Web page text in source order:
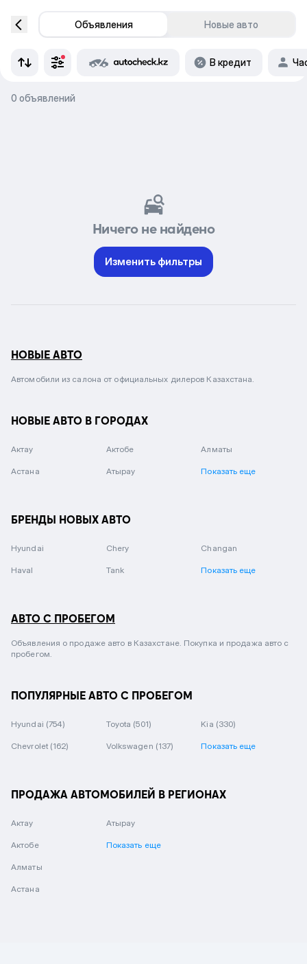
Объявления Новые авто
В кредит
0 объявлений
Ничего не найдено
Изменить фильтры
НОВЫЕ АВТО
Автомобили из салона от официальных дилеров Казахстана.
НОВЫЕ АВТО В ГОРОДАХ
Актау Актобе Алматы
Астана Атырау Показать еще
БРЕНДЫ НОВЫХ АВТО
Hyundai Chery Changan
Haval Tank Показать еще
АВТО С ПРОБЕГОМ
Объявления о продаже авто в Казахстане. Покупка и продажа авто с
пробегом.
ПОПУЛЯРНЫЕ АВТО С ПРОБЕГОМ
Hyundai (754) Toyota (501) Kia (330)
Chevrolet (162) Volkswagen (137) Показать еще
ПРОДАЖА АВТОМОБИЛЕЙ В РЕГИОНАХ
Актау
Актобе
Алматы
Астана
Атырау
Показать еще